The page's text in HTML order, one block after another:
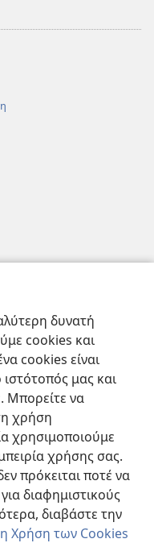
δυνατή
cookies και
cookies είναι
ιστότοπός μας και
Μπορείτε να
χρήση
χρησιμοποιούμε
χρήσης σας.
πρόκειται ποτέ να
διαφημιστικούς
διαβάστε την
Χρήση των Cookies
και ΜΜΕ